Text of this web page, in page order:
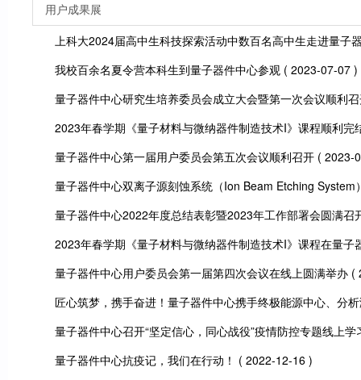
用户成果展
上科大2024届高中生科技探索活动中数百名高中生走进量子
我校百余名夏令营本科生到量子器件中心参观 ( 2023-07-07 )
量子器件中心研究生培养委员会成立大会暨第一次会议顺利
2023年春学期《量子材料与微纳器件制造技术I》课程顺利完
量子器件中心第一届用户委员会第五次会议顺利召开 ( 2023-
量子器件中心双离子源刻蚀系统（Ion Beam Etching System
量子器件中心2022年度总结表彰暨2023年工作部署会圆满召
2023年春学期《量子材料与微纳器件制造技术I》课程在量子
量子器件中心用户委员会第一届第四次会议在线上圆满举办 (
匠心筑梦，携手奋进！量子器件中心携手终极能源中心、分
量子器件中心召开“坚定信心，同心战役”疫情防控专题线上学
量子器件中心抗疫记，我们在行动！ ( 2022-12-16 )